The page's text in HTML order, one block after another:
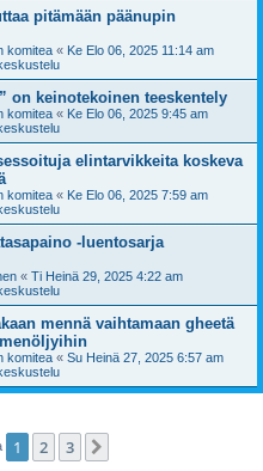
pitämään päänupin
komitea « Ke Elo 06, 2025 11:14 am
on keinotekoinen teeskentely
komitea « Ke Elo 06, 2025 9:45 am
elintarvikkeita koskeva
komitea « Ke Elo 06, 2025 7:59 am
-luentosarja
« Ti Heinä 29, 2025 4:22 am
mennä vaihtamaan gheetä
komitea « Su Heinä 27, 2025 6:57 am
1 2 3